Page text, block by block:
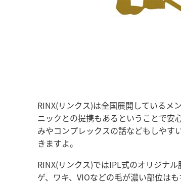
RINX(リンクス)は全国展開しているメ
ニックとの提携もあるということで安
みやコンプレックスの話などもしやす
きますよ。
RINX(リンクス)ではIPL式のオリジナ
ゲ、ワキ、VIOなどの毛が濃い部位は